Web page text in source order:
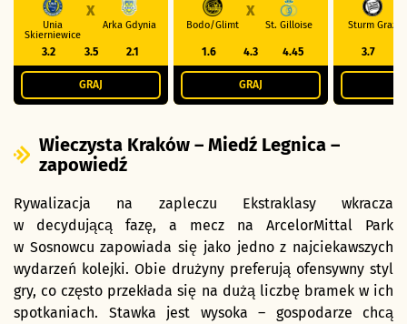
Unia
Skierniewice
X
Arka Gdynia
3.2 3.5 2.1
GRAJ
Bodo/Glimt
X
St. Gilloise
1.6 4.3 4.45
GRAJ
Sturm Graz
3.7
Wieczysta Kraków – Miedź Legnica –
zapowiedź
Rywalizacja na zapleczu Ekstraklasy wkracza
w decydującą fazę, a mecz na ArcelorMittal Park
w Sosnowcu zapowiada się jako jedno z najciekawszych
wydarzeń kolejki. Obie drużyny preferują ofensywny styl
gry, co często przekłada się na dużą liczbę bramek w ich
spotkaniach. Stawka jest wysoka – gospodarze chcą